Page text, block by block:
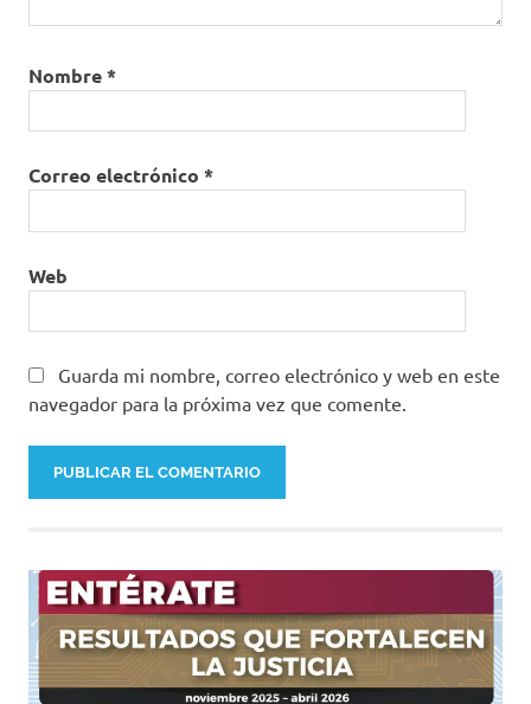
Nombre*
Correo electrónico *
Web
Guarda mi nombre, correo electrónico y web en este
navegador para la próxima vez que comente.